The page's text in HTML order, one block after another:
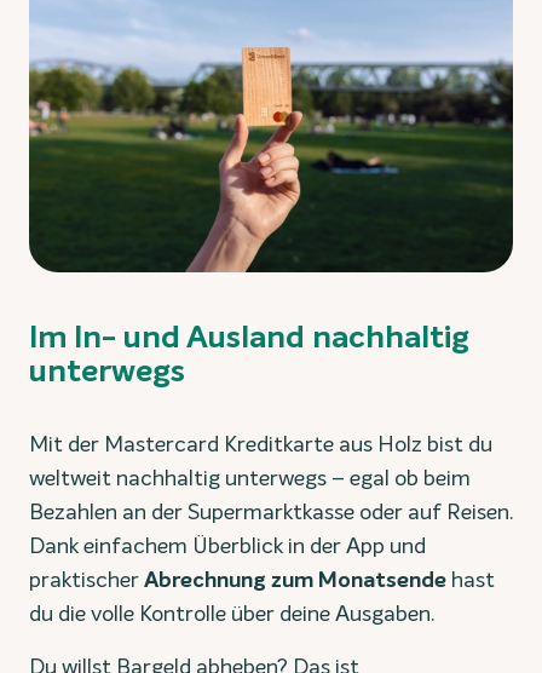
Im In- und Ausland nachhaltig
unterwegs
Mit der Mastercard Kreditkarte aus Holz bist du
weltweit nachhaltig unterwegs – egal ob beim
Bezahlen an der Supermarktkasse oder auf Reisen.
Dank einfachem Überblick in der App und
praktischerAbrechnung zum Monatsende hast
du die volle Kontrolle über deine Ausgaben.
Du willst Bargeld abheben? Das ist